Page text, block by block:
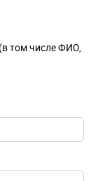
том числе ФИО,